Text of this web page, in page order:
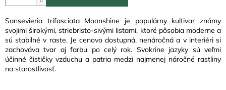
Sansevieria trifasciata Moonshine je populárny kultivar známy
svojimi širokými, striebristo-sivými listami, ktoré pôsobia moderne a
sú stabilné v raste. Je cenovo dostupná, nenáročná a v interiéri si
zachováva tvar aj farbu po celý rok. Svokrine jazyky sú veľmi
účinné čističky vzduchu a patria medzi najmenej náročné rastliny
na starostlivosť.